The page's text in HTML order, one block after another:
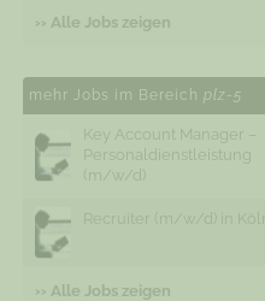
›› Alle Jobs zeigen
mehr Jobs im Bereich plz-5
Key Account Manager –
Personaldienstleistung
(m/w/d)
Recruiter (m/w/d) in Köln
›› Alle Jobs zeigen